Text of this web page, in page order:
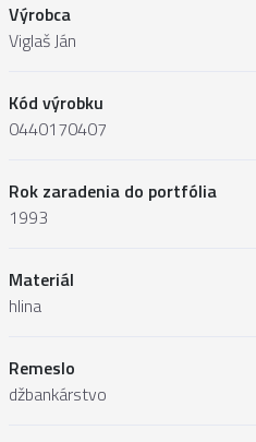
Výrobca
Viglaš Ján
Kód výrobku
0440170407
Rok zaradenia do portfólia
1993
Materiál
hlina
Remeslo
džbankárstvo